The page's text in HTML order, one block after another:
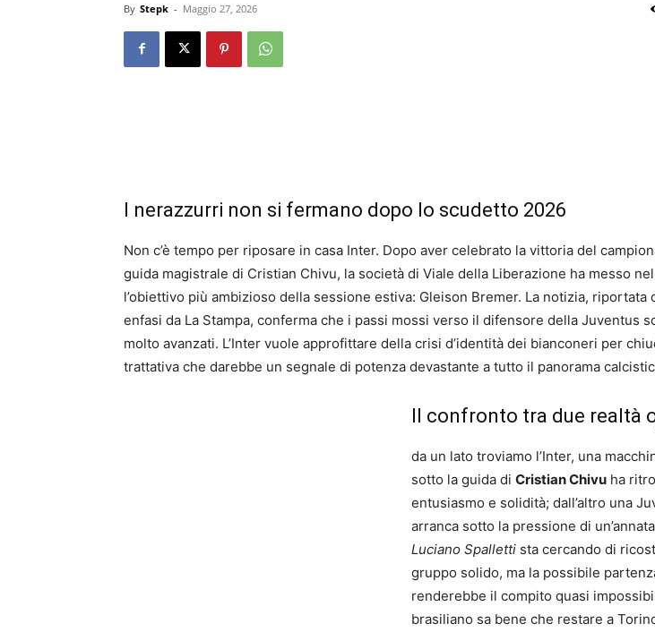
By Stepk - Maggio 27, 2026
I nerazzurri non si fermano dopo lo scudetto 2026
Non c’è tempo per riposare in casa Inter. Dopo aver celebrato la vittoria del
guida magistrale di Cristian Chivu, la società di Viale della Liberazione ha messo
l’obiettivo più ambizioso della sessione estiva: Gleison Bremer. La notizia, riportata
enfasi da La Stampa, conferma che i passi mossi verso il difensore della Juventus
molto avanzati. L’Inter vuole approfittare della crisi d’identità dei bianconeri per
trattativa che darebbe un segnale di potenza devastante a tutto il panorama
Il confronto tra due realtà
da un lato troviamo l’Inter, una
sotto la guida di Cristian Chivu ha
entusiasmo e solidità; dall’altro una
arranca sotto la pressione di
Luciano Spalletti sta cercando di
gruppo solido, ma la possibile
renderebbe il compito quasi
brasiliano sa bene che restare a